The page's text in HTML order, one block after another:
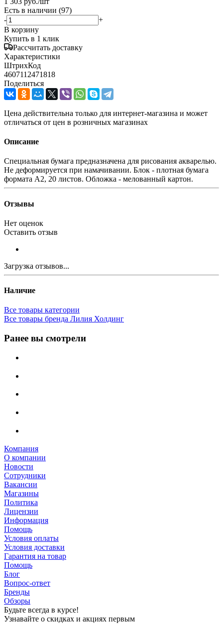
Есть в наличии (97)
-
+
В корзину
Купить в 1 клик
Рассчитать доставку
Характеристики
ШтрихКод
4607112471818
Поделиться
Цена действительна только для интернет-магазина и может
отличаться от цен в розничных магазинах
Описание
Специальная бумага предназначена для рисования акварелью.
Не деформируется при намачивании. Блок - плотная бумага
формата А2, 20 листов. Обложка - мелованный картон.
Отзывы
Нет оценок
Оставить отзыв
Загрузка отзывов...
Наличие
Все товары категории
Все товары бренда Лилия Холдинг
Ранее вы смотрели
Компания
О компании
Новости
Сотрудники
Вакансии
Магазины
Политика
Лицензии
Информация
Помощь
Условия оплаты
Условия доставки
Гарантия на товар
Помощь
Блог
Вопрос-ответ
Бренды
Обзоры
Будьте всегда в курсе!
Узнавайте о скидках и акциях первым